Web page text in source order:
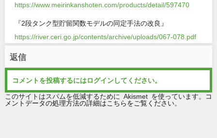
https://www.meirinkanshoten.com/products/detail/597470
『2段タンク型貯留関数モデルの同定手法の改良』
https://river.ceri.go.jp/contents/archive/uploads/067-078.pdf
返信
コメントを投稿するにはログイン してください。
このサイトはスパムを低減するために Akismet を使っています。
コ
メントデータの処理方法の詳細はこちらをご覧ください